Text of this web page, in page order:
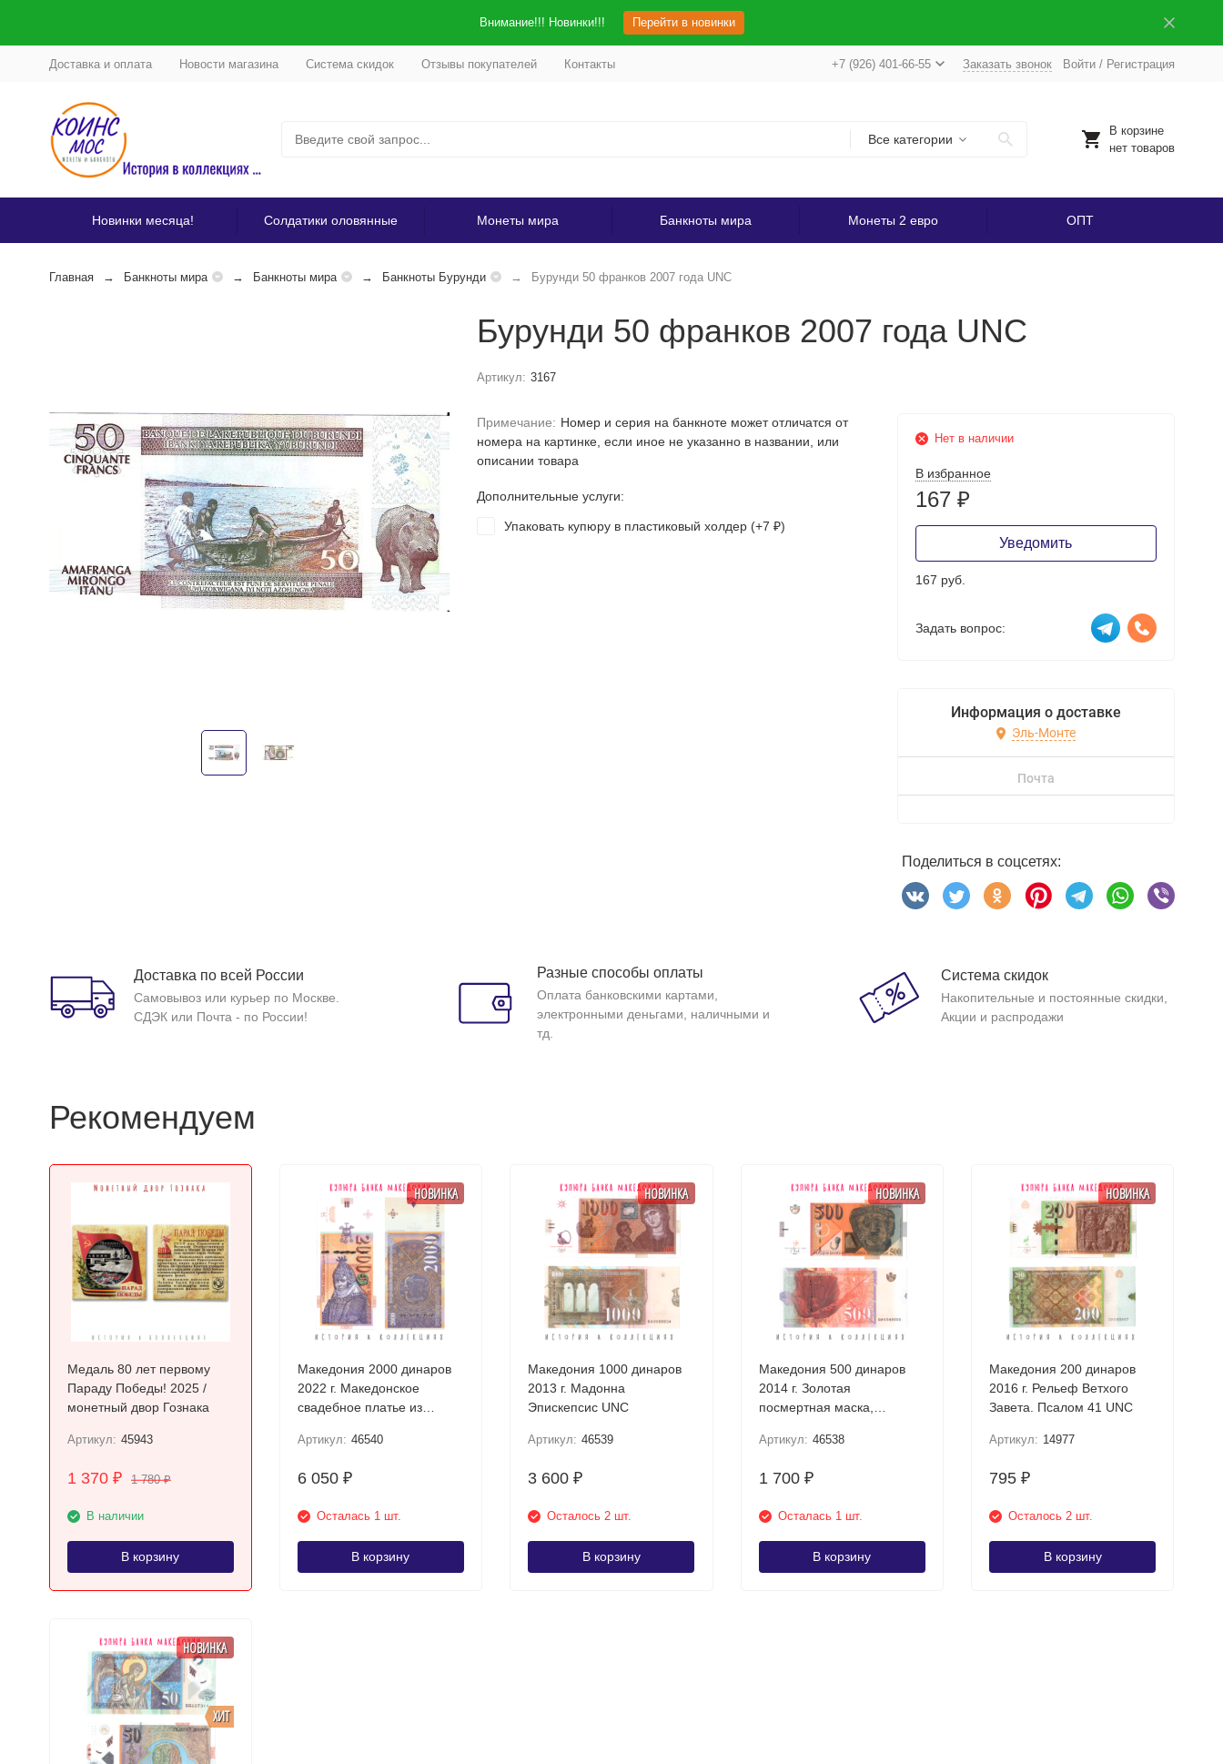
Внимание!!! Новинки!!! Перейти в новинки
Доставка и оплата Новости магазина Система скидок Отзывы покупателей Контакты +7 (926) 401-66-55 Заказать звонок Войти/ Регистрация
Все категории
В корзине
нет товаров
Новинки месяца! Солдатики оловянные Монеты мира Банкноты мира Монеты 2 евро ОПТ
Главная Банкноты мира Банкноты мира Банкноты Бурунди Бурунди 50 франков 2007 года UNC
Бурунди 50 франков 2007 года UNC
Артикул: 3167
Примечание: Номер и серия на банкноте может отличатся от
номера на картинке, если иное не указанно в названии, или
описании товара
Дополнительные услуги:
Упаковать купюру в пластиковый холдер (+7 ₽)
Нет в наличии
В избранное
167 ₽
Уведомить
167 руб.
Задать вопрос:
Информация о доставке
Эль-Монте
Почта
Поделиться в соцсетях:
Доставка по всей России
Самовывоз или курьер по Москве.
СДЭК или Почта - по России!
Разные способы оплаты
Оплата банковскими картами,
электронными деньгами, наличными и
тд.
Система скидок
Накопительные и постоянные скидки,
Акции и распродажи
Рекомендуем
Медаль 80 лет первому
Параду Победы! 2025 /
монетный двор Гознака
Артикул: 45943
1 370 ₽ 1 780₽
В наличии
В корзину
НОВИНКА
Македония 2000 динаров
2022 г. Македонское
свадебное платье из
Артикул: 46540
6 050 ₽
Осталась 1 шт.
В корзину
НОВИНКА
Македония 1000 динаров
2013 г. Мадонна
Эпискепсис UNC
Артикул: 46539
3 600₽
Осталось 2 шт.
В корзину
НОВИНКА
Македония 500 динаров
2014 г. Золотая
посмертная маска,
Артикул: 46538
1 700 ₽
Осталась 1 шт.
В корзину
НОВИНКА
Македония 200 динаров
2016 г. Рельеф Ветхого
Завета. Псалом 41 UNC
Артикул: 14977
795₽
Осталось 2 шт.
В корзину
ХИТ
НОВИНКА